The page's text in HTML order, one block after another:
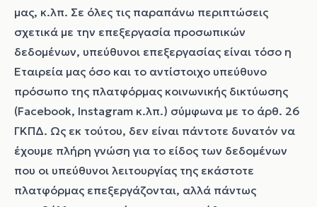
μας, κ.λπ. Σε όλες τις παραπάνω περιπτώσεις
σχετικά με την επεξεργασία προσωπικών
δεδομένων, υπεύθυνοι επεξεργασίας είναι τόσο η
Εταιρεία μας όσο και το αντίστοιχο υπεύθυνο
πρόσωπο της πλατφόρμας κοινωνικής δικτύωσης
(Facebook, Instagram κ.λπ.) σύμφωνα με το άρθ. 26
ΓΚΠΔ. Ως εκ τούτου, δεν είναι πάντοτε δυνατόν να
έχουμε πλήρη γνώση για το είδος των δεδομένων
που οι υπεύθυνοι λειτουργίας της εκάστοτε
πλατφόρμας επεξεργάζονται, αλλά πάντως